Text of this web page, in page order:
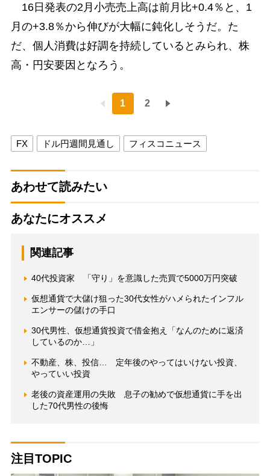
16日発表の2月小売売上高は前月比+0.4％と、1
月の+3.8％から伸びが大幅に鈍化しそうだ。た
だ、個人消費は好調を持続しているとみられ、株
高・円安要因となろう。
1 2
FX ドル円週間見通し フィスコニュース
あわせて読みたい
あなたにオススメ
関連記事
40代投資家 「守り」を意識した売買で5000万円突破
仮想通貨で大儲け狙った30代女性がハメられたインフル
エンサーの儲けの手口
30代男性、仮想通貨投資で借金抱え「なんのために返済
しているのか…」
不動産、株、投信… 定年後のやってはいけない投資、
やっていい投資
老後の資産運用の失敗 息子の勧めで仮想通貨に手を出
した70代男性の後悔
注目TOPIC